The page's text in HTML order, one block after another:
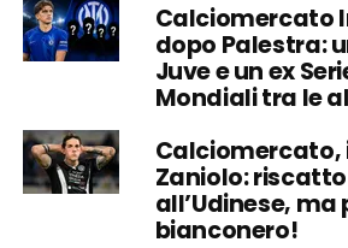
Calciomercato
dopo Palestra:
Juve e un ex
Mondiali tra le
Calciomercato,
Zaniolo:
all’Udinese,
bianconero!